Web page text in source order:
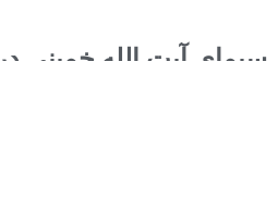
سیمای آیت الله خمینی